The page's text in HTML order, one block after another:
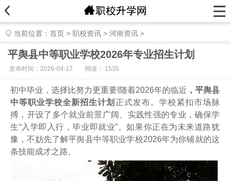
当前位置： 首页 > 职校资讯 > 河南资讯 >
平舆县中等职业学校2026年专业招生计划
发布时间：2026-04-17 阅读： 1535
初中毕业，选择比努力更重要!随着2026年的临近 ，平舆县
中等职业学校全新招生计划 正式发布。学校紧扣市场脉
搏，开设了多个就业前景广阔、实践性强的专业，确保学
生“入学即入行，毕业即就业”。如果你正在为未来道路犹
豫，不妨先了解平舆县中等职业学校2026年为你铺就的这
条技能成才之路。